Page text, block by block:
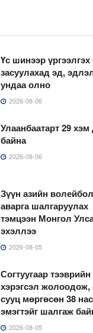
Үс шинээр
засуулахад эд,
ундаа олно
2026-08-06
Улаанбаатарт 29
байна
2026-08-06
Зүүн азийн
аварга шалгаруулах
тэмцээн Монгол
эхэллээ
2026-08-05
Согтуугаар тээврийн
хэрэгсэл жолоодож,
сууц мөргөсөн 38
эмэгтэйг шалгаж
2026-08-05